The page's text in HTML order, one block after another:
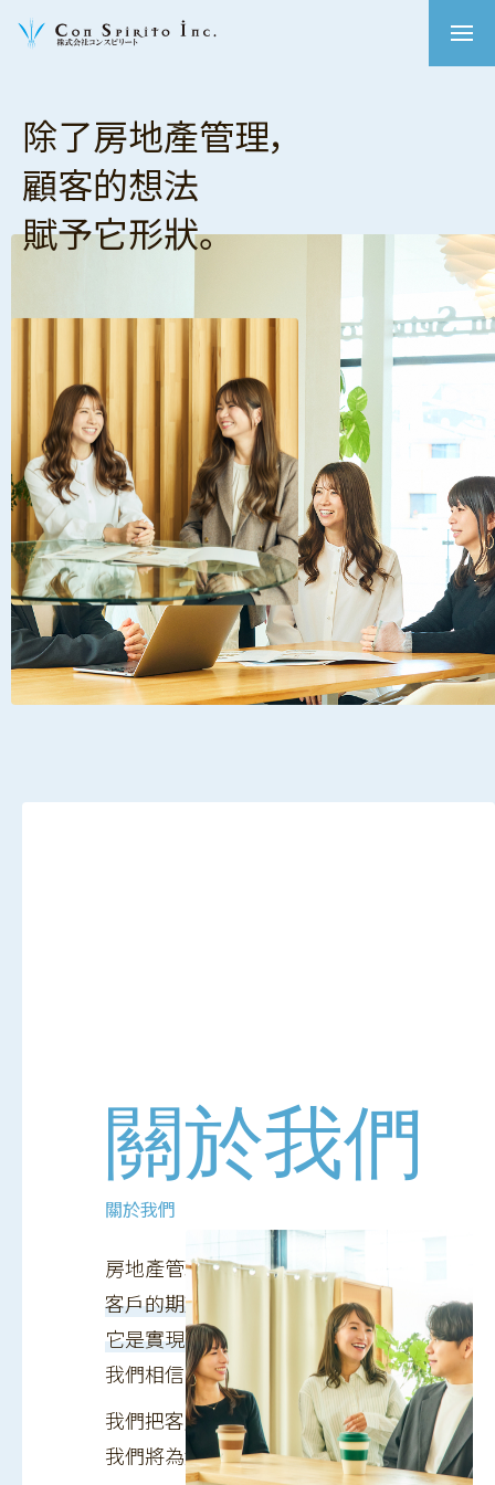
除了房地產管理，
顧客的想法
賦予它形狀。
關於我們
關於我們
房地產管理是
客戶的期望
它是實現目標的手段
我們相信...
我們把客戶的生命放在第一位，
我們將為您提出最佳的方案和房產。